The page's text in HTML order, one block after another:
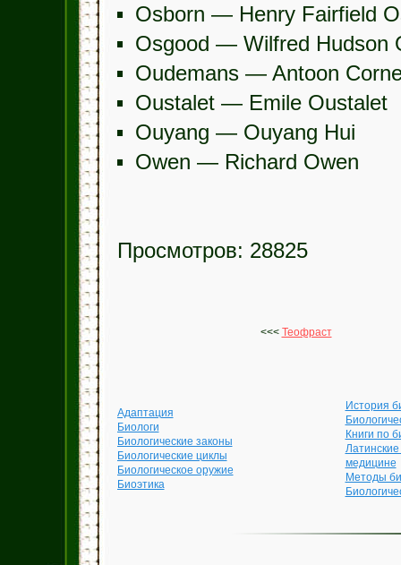
Osborn — Henry Fairfield
Osgood — Wilfred Hudson
Oudemans — Antoon
Oustalet — Emile Oustalet
Ouyang — Ouyang Hui
Owen — Richard Owen
Просмотров: 28825
<<< Теофраст
Адаптация
Биологи
Биологические законы
Биологические циклы
Биологическое оружие
Биоэтика
История
Книги по
медицине
Методы